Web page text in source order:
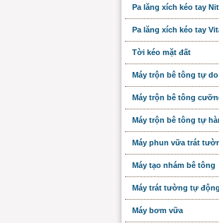
Pa lăng xích kéo tay
Pa lăng xích kéo tay
Tời kéo mặt đất
Máy trộn bê tông tự do
Máy trộn bê tông
Máy trộn bê tông tự
Máy phun vữa trát
Máy tạo nhám bê tông
Máy trát tường tự động
Máy bơm vữa